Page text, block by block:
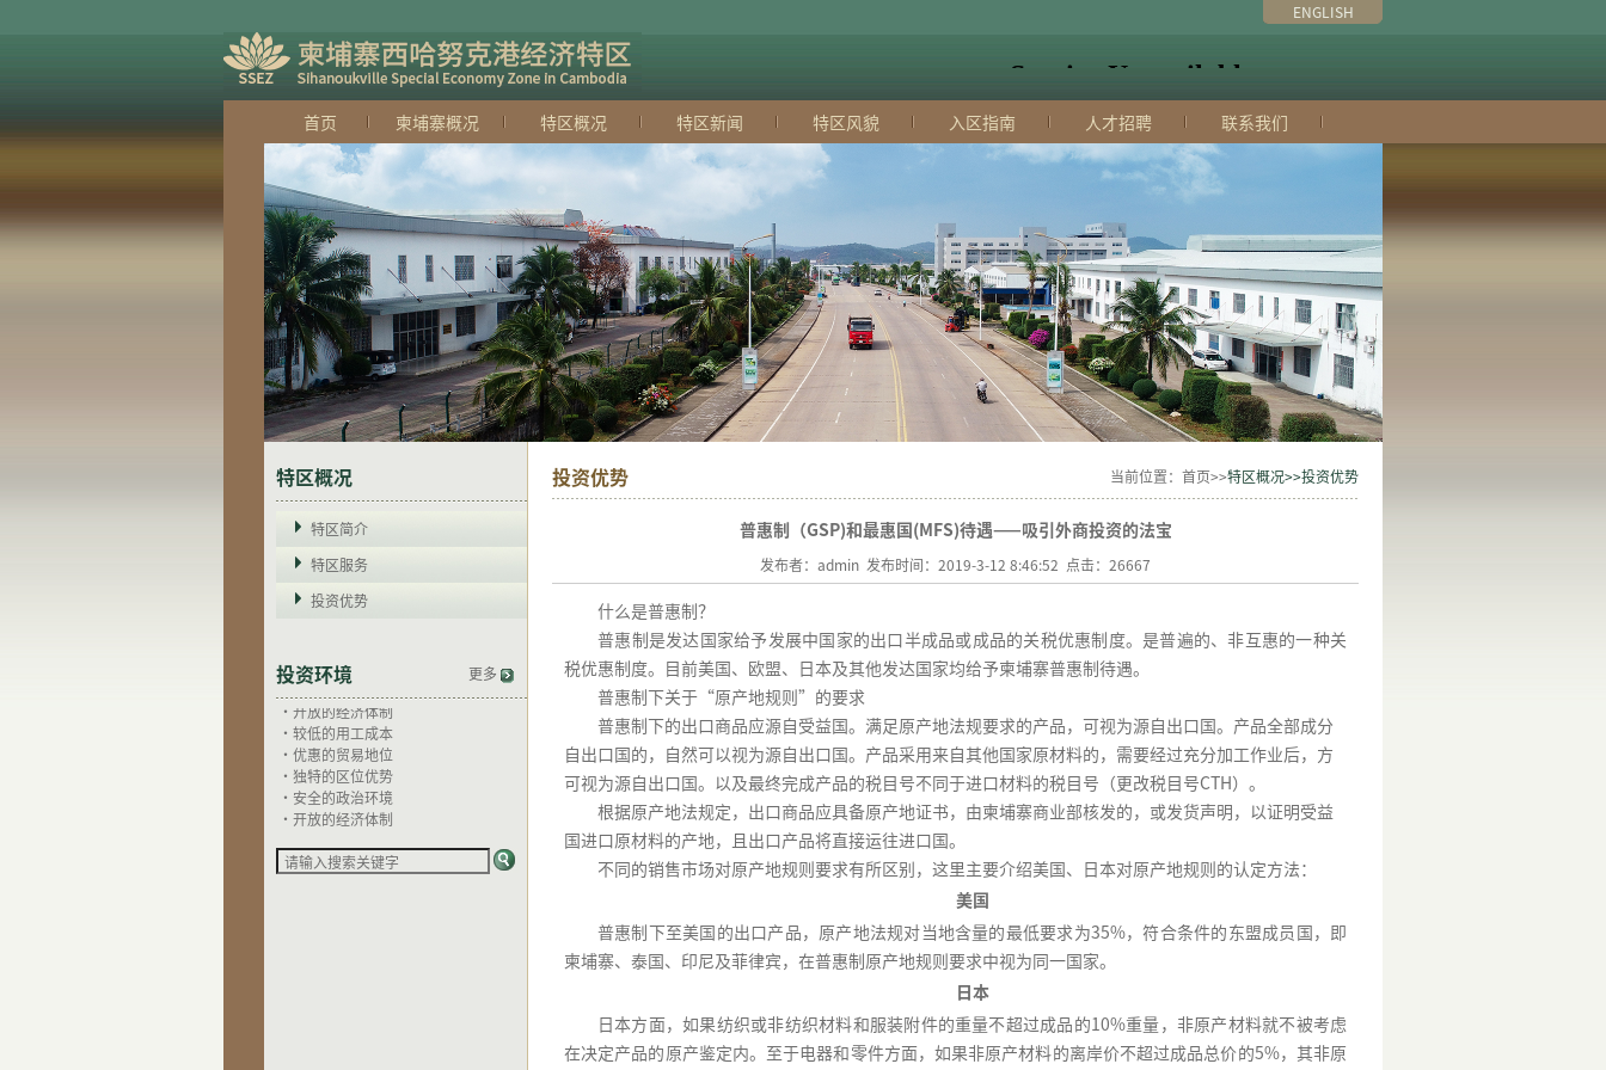
ENGLISH
首页 柬埔寨概况 特区概况 特区新闻 特区风貌 入区指南 人才招聘 联系我们
特区概况
特区简介
特区服务
投资优势
投资环境 更多
·安全的政治环境
·开放的经济体制
·较低的用工成本
·优惠的贸易地位
·独特的区位优势
·安全的政治环境
·开放的经济体制
·较低的用工成本
·独特的区位优势
投资优势 当前位置：首页>>特区概况>>投资优势
普惠制（GSP)和最惠国(MFS)待遇——吸引外商投资的法宝
发布者：admin 发布时间：2019-3-12 8:46:52 点击：26667
什么是普惠制？
普惠制是发达国家给予发展中国家的出口半成品或成品的关税优惠制度。是普遍的、非互惠的一种关
税优惠制度。目前美国、欧盟、日本及其他发达国家均给予柬埔寨普惠制待遇。
普惠制下关于“原产地规则”的要求
普惠制下的出口商品应源自受益国。满足原产地法规要求的产品，可视为源自出口国。产品全部成分
自出口国的，自然可以视为源自出口国。产品采用来自其他国家原材料的，需要经过充分加工作业后，方
可视为源自出口国。以及最终完成产品的税目号不同于进口材料的税目号（更改税目号CTH）。
根据原产地法规定，出口商品应具备原产地证书，由柬埔寨商业部核发的，或发货声明，以证明受益
国进口原材料的产地，且出口产品将直接运往进口国。
不同的销售市场对原产地规则要求有所区别，这里主要介绍美国、日本对原产地规则的认定方法：
美国
普惠制下至美国的出口产品，原产地法规对当地含量的最低要求为35%，符合条件的东盟成员国，即
柬埔寨、泰国、印尼及菲律宾，在普惠制原产地规则要求中视为同一国家。
日本
日本方面，如果纺织或非纺织材料和服装附件的重量不超过成品的10%重量，非原产材料就不被考虑
在决定产品的原产鉴定内。至于电器和零件方面，如果非原产材料的离岸价不超过成品总价的5%，其非原